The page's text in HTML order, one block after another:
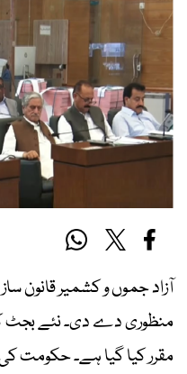
مقرر کیا گیا ہے۔ حکومت